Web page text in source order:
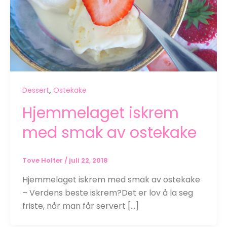
Dessert, Ostekake
Hjemmelaget iskrem
med smak av ostekake
Tove Holter / juli 22, 2018
Hjemmelaget iskrem med smak av ostekake
– Verdens beste iskrem?Det er lov å la seg
friste, når man får servert […]